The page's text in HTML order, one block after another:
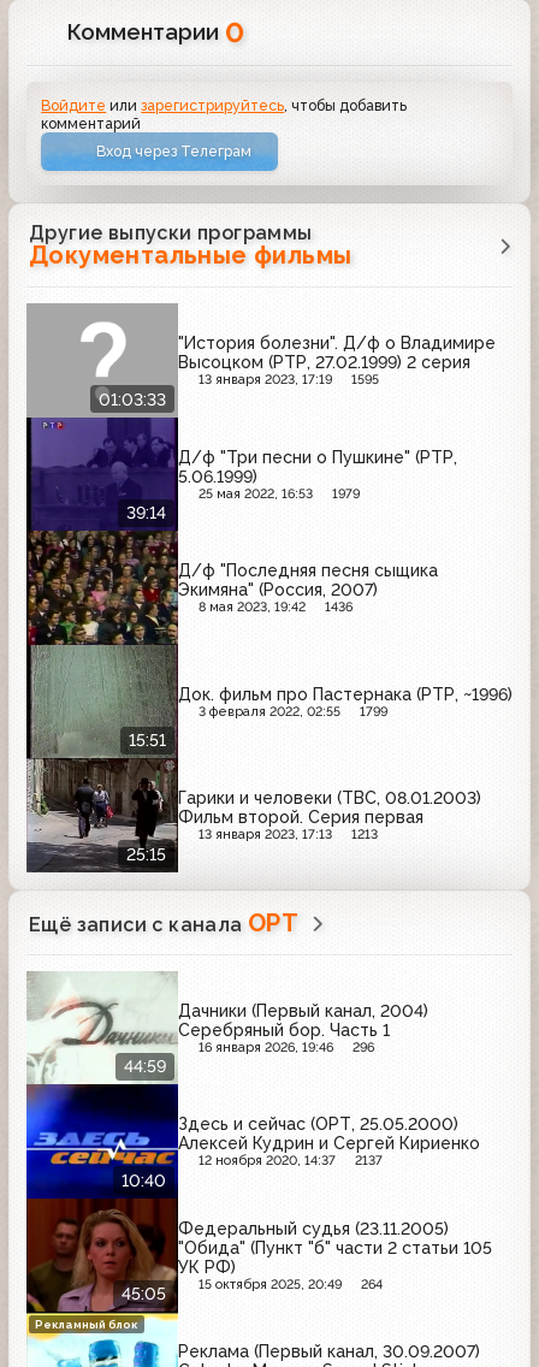
Комментарии 0
Войдите илизарегистрируйтесь , чтобы добавить
комментарий
Вход через Телеграм
Другие выпуски программы
Документальные фильмы
01:03:33
"История болезни". Д/ф о Владимире
Высоцком (РТР, 27.02.1999) 2 серия
13 января 2023, 17:19 1595
39:14
Д/ф "Три песни о Пушкине" (РТР,
5.06.1999)
25 мая 2022, 16:53 1979
Д/ф "Последняя песня сыщика
Экимяна" (Россия, 2007)
8 мая 2023, 19:42 1436
15:51
Док. фильм про Пастернака (РТР, ~1996)
3 февраля 2022, 02:55 1799
25:15
Гарики и человеки (ТВС, 08.01.2003)
Фильм второй. Серия первая
13 января 2023, 17:13 1213
Ещё записи с канала ОРТ
44:59
Дачники (Первый канал, 2004)
Серебряный бор. Часть 1
16 января 2026, 19:46 296
10:40
Здесь и сейчас (ОРТ, 25.05.2000)
Алексей Кудрин и Сергей Кириенко
12 ноября 2020, 14:37 2137
45:05
Федеральный судья (23.11.2005)
"Обида" (Пункт "б" части 2 статьи 105
УК РФ)
15 октября 2025, 20:49 264
Реклама (Первый канал, 30.09.2007)
Рекламный блок